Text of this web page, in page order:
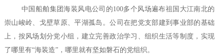
中国船舶集团海装风电公司的100多个风场遍布祖国大江南北的
崇山峻岭、戈壁草原、平湖孤岛。公司在把党支部建到事业部的基础
上，按风场划分党小组，建立完善政治学习、组织生活等制度，实现
了哪里有“海装造”，哪里就有坚如磐石的党组织。